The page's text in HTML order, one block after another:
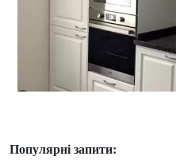
Популярні запити: